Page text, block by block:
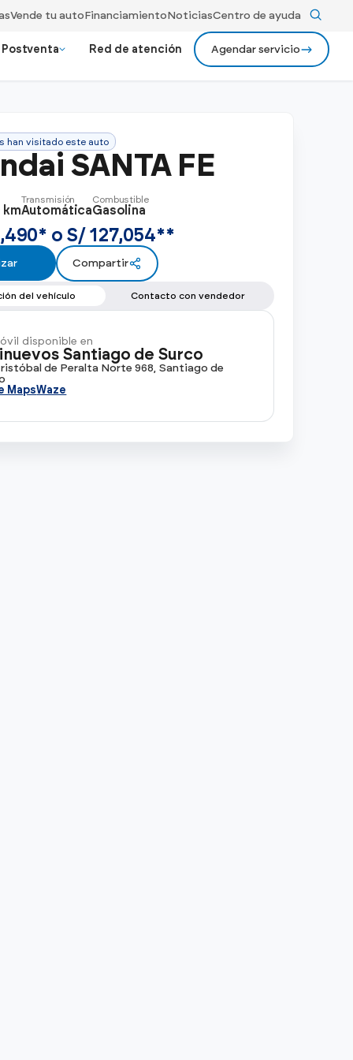
Vende tu auto Financiamiento NoticiasCentro de ayuda
Postventa Red de atención Agendar servicio
Ver todos los
modelos
Premium
bajo rigurosos criterios
rendimiento.
24/7 Gildemeister assist
Recojo y entrega a domicilio
Ver todos los beneficios
han visitado este auto
SANTA FE
km
Transmisión
Automática
Combustible
Gasolina
o S/ 127,054**
Compartir
del vehículo Contacto con vendedor
disponible en
Santiago de Surco
de Peralta Norte 968, Santiago de
MapsWaze